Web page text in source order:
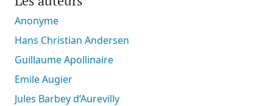
Anonyme
Hans Christian Andersen
Guillaume Apollinaire
Emile Augier
Jules Barbey d’Aurevilly